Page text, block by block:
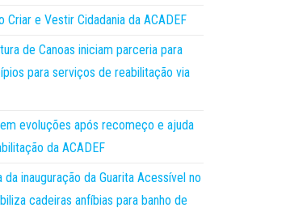
Criar e Vestir Cidadania da ACADEF
de Canoas iniciam parceria para
para serviços de reabilitação via
evoluções após recomeço e ajuda
da ACADEF
da inauguração da Guarita Acessível no
cadeiras anfíbias para banho de